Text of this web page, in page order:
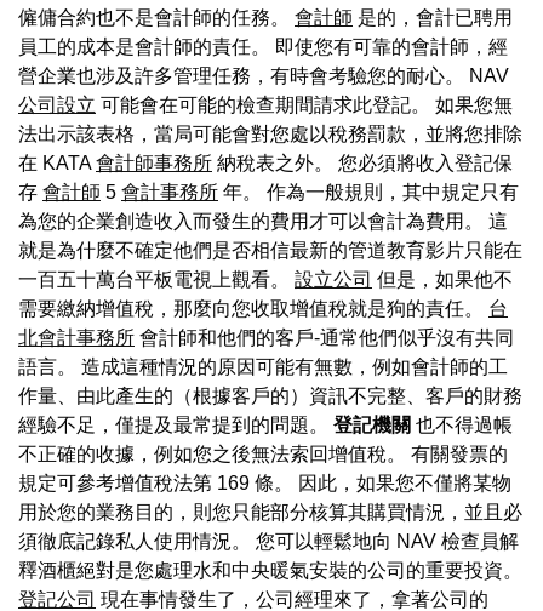
僱傭合約也不是會計師的任務。 會計師 是的，會計已聘用
員工的成本是會計師的責任。 即使您有可靠的會計師，經
營企業也涉及許多管理任務，有時會考驗您的耐心。 NAV
公司設立 可能會在可能的檢查期間請求此登記。 如果您無
法出示該表格，當局可能會對您處以稅務罰款，並將您排除
在 KATA會計師事務所 納稅表之外。 您必須將收入登記保
存 會計師 5 會計事務所 年。 作為一般規則，其中規定只有
為您的企業創造收入而發生的費用才可以會計為費用。 這
就是為什麼不確定他們是否相信最新的管道教育影片只能在
一百五十萬台平板電視上觀看。 設立公司 但是，如果他不
需要繳納增值稅，那麼向您收取增值稅就是狗的責任。 台
北會計事務所 會計師和他們的客戶-通常他們似乎沒有共同
語言。 造成這種情況的原因可能有無數，例如會計師的工
作量、由此產生的（根據客戶的）資訊不完整、客戶的財務
經驗不足，僅提及最常提到的問題。 登記機關 也不得過帳
不正確的收據，例如您之後無法索回增值稅。 有關發票的
規定可參考增值稅法第 169 條。 因此，如果您不僅將某物
用於您的業務目的，則您只能部分核算其購買情況，並且必
須徹底記錄私人使用情況。 您可以輕鬆地向 NAV 檢查員解
釋酒櫃絕對是您處理水和中央暖氣安裝的公司的重要投資。
登記公司 現在事情發生了，公司經理來了，拿著公司的